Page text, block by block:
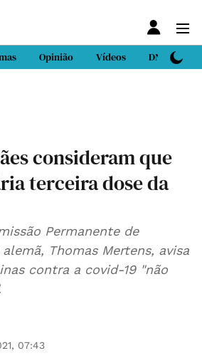
Opinião Vídeos DN Sport
consideram que
terceira dose da
Permanente de
Thomas Mertens, avisa
contra a covid-19 "não
07:43